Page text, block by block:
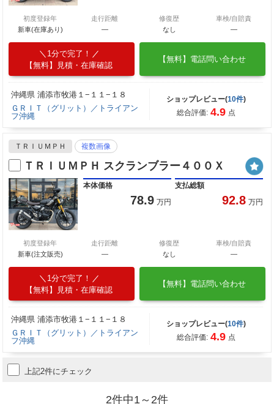
初度登録年
新車(在庫あり)
走行距離
―
修復歴
なし
車検/自賠責
―
1分で完了！
【無料】見積・在庫確認
【無料】電話問い合わせ
沖縄県 浦添市牧港１−１１−１８
ＧＲＩＴ（グリット）／トライアン
フ沖縄
ショップレビュー(10件)
総合評価: 4.9 点
ＴＲＩＵＭＰＨ 複数画像
ＴＲＩＵＭＰＨ スクランブラー４００Ｘ
本体価格
78.9 万円
支払総額
92.8 万円
初度登録年
新車(注文販売)
走行距離
―
修復歴
なし
車検/自賠責
―
1分で完了！
【無料】見積・在庫確認
【無料】電話問い合わせ
沖縄県 浦添市牧港１−１１−１８
ＧＲＩＴ（グリット）／トライアン
フ沖縄
ショップレビュー(10件)
総合評価: 4.9 点
上記2件にチェック
2件中1～2件